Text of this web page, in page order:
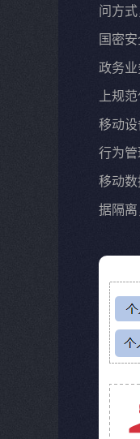
问方
国密
政务
上规
移动
行为
移动
据隔